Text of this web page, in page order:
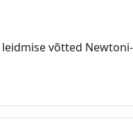
võtted